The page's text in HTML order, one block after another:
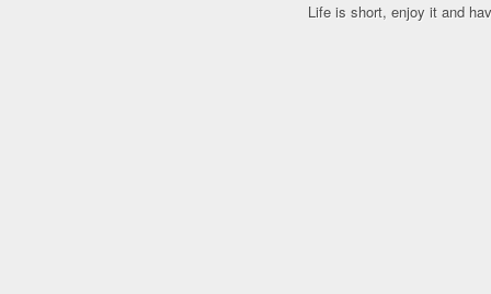
Life is short, enjoy it and